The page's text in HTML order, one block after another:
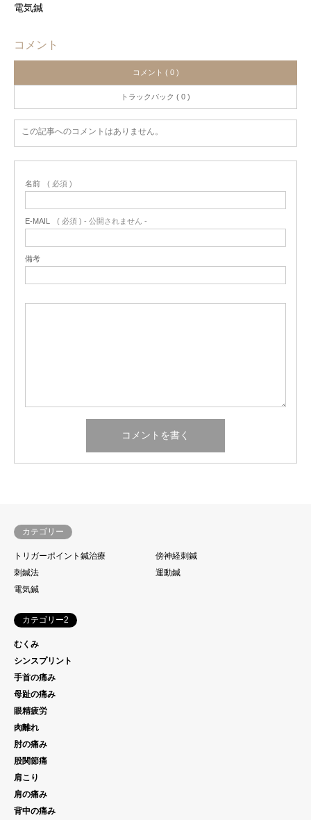
電気鍼
コメント
コメント ( 0 )
トラックバック ( 0 )
この記事へのコメントはありません。
名前 ( 必須 )
E-MAIL ( 必須 ) - 公開されません -
備考
カテゴリー
トリガーポイント鍼治療
傍神経刺鍼
刺鍼法
運動鍼
電気鍼
カテゴリー2
むくみ
シンスプリント
手首の痛み
母趾の痛み
眼精疲労
肉離れ
肘の痛み
股関節痛
肩こり
肩の痛み
背中の痛み